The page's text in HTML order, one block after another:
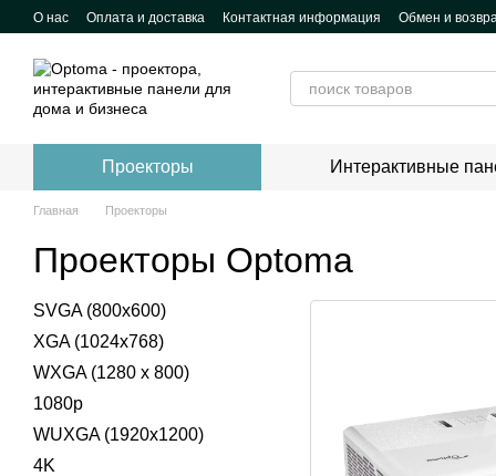
Перейти к основному контенту
О нас Оплата и доставка Контактная информация Обмен и
Проекторы Интерактивные
Главная Проекторы
Проекторы Optoma
SVGA (800x600)
XGA (1024x768)
WXGA (1280 x 800)
1080p
WUXGA (1920x1200)
4K